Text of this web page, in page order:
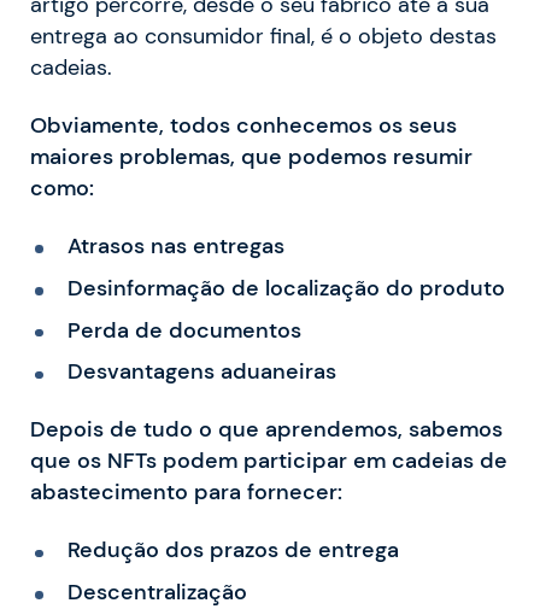
entrega ao consumidor final, é o objeto destas
cadeias.
Obviamente, todos conhecemos os seus
maiores problemas, que podemos resumir
como:
Atrasos nas entregas
Desinformação de localização do produto
Perda de documentos
Desvantagens aduaneiras
Depois de tudo o que aprendemos, sabemos
que os NFTs podem participar em cadeias de
abastecimento para fornecer:
Redução dos prazos de entrega
Descentralização